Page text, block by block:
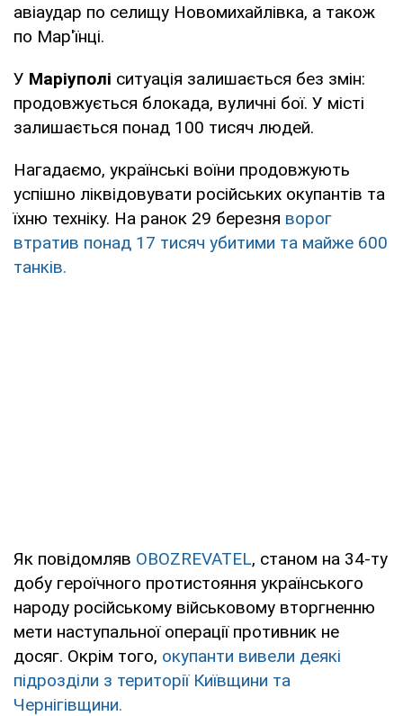
авіаудар по селищу Новомихайлівка, а також
по Мар'їнці.
У Маріуполі ситуація залишається без змін:
продовжується блокада, вуличні бої. У місті
залишається понад 100 тисяч людей.
Нагадаємо, українські воїни продовжують
успішно ліквідовувати російських окупантів та
їхню техніку. На ранок 29 березня ворог
втратив понад 17 тисяч убитими та майже 600
танків.
Як повідомляв OBOZREVATEL, станом на 34-ту
добу героїчного протистояння українського
народу російському військовому вторгненню
мети наступальної операції противник не
досяг. Окрім того, окупанти вивели деякі
підрозділи з території Київщини та
Чернігівщини.